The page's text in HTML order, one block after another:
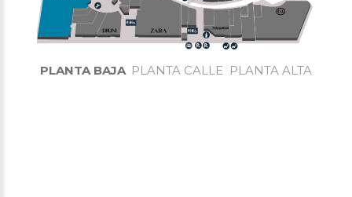
PLANTA BAJA PLANTA CALLE PLANTA ALTA